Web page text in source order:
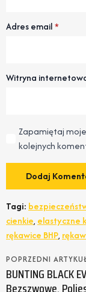
Adres email*
Witryna
Zapamiętaj
kolejnych
Tagi:
cienkie, elastyczne
rękawice BHP,
POPRZEDNI
BUNTING BLACK